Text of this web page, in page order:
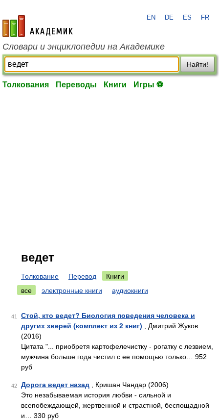
academic.ru
EN DE ES FR
Словари и энциклопедии на Академике
Найти!
Толкования Переводы Книги Игры ⚽
ведет
Толкование Перевод
Книги
все
электронные книги аудиокниги
41
Стой, кто ведет? Биология поведения человека и
других зверей (комплект из 2 книг) , Дмитрий Жуков
(2016)
Цитата "... приобретя картофелечистку - рогатку с лезвием,
мужчина больше года чистил с ее помощью только… 952
руб
42 Дорога ведет назад , Кришан Чандар (2006)
Это незабываемая история любви - сильной и
всепобеждающей, жертвенной и страстной, беспощадной
и… 330 руб